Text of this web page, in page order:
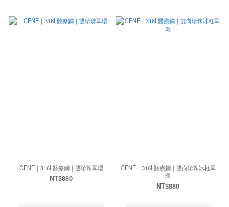
CENE｜316L醫療鋼｜雙珍珠耳環
NT$880
CENE｜316L醫療鋼｜雙向珍珠冰柱耳
環
NT$880